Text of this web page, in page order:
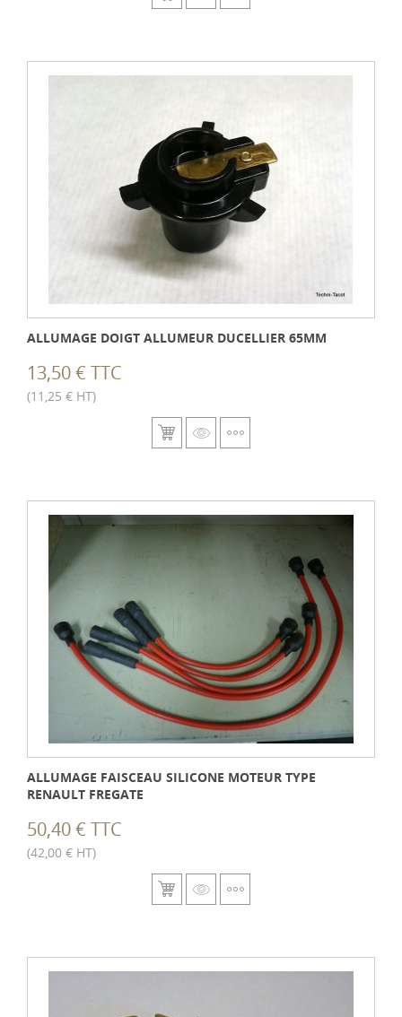
ALLUMAGE DOIGT ALLUMEUR DUCELLIER 65MM
13,50 € TTC
(11,25 € HT)
ALLUMAGE FAISCEAU SILICONE MOTEUR TYPE
RENAULT FREGATE
50,40 € TTC
(42,00 € HT)